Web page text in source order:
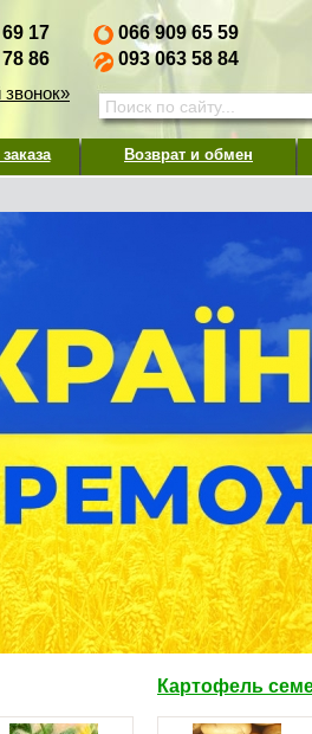
17
86
066 909 65 59
093 063 58 84
Возврат и обмен
Картофель